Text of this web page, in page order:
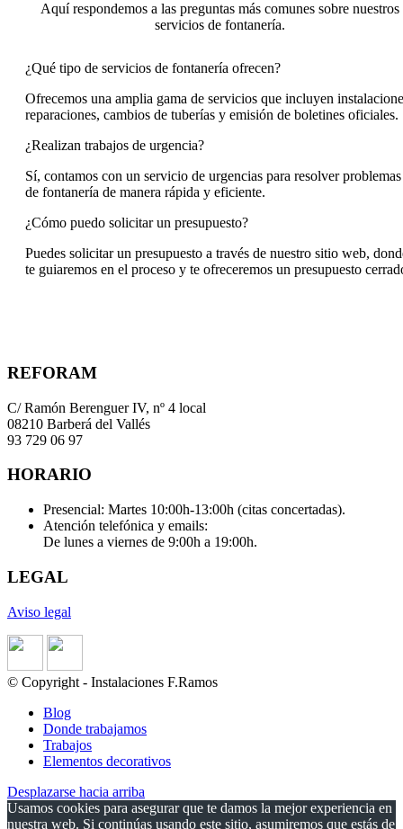
Aquí respondemos a las preguntas más comunes sobre nuestros
servicios de fontanería.
¿Qué tipo de servicios de fontanería ofrecen?
Ofrecemos una amplia gama de servicios que incluyen
reparaciones, cambios de tuberías y emisión de boletines oficiales.
¿Realizan trabajos de urgencia?
Sí, contamos con un servicio de urgencias para resolver problemas
de fontanería de manera rápida y eficiente.
¿Cómo puedo solicitar un presupuesto?
Puedes solicitar un presupuesto a través de nuestro sitio web,
te guiaremos en el proceso y te ofreceremos un presupuesto
REFORAM
C/ Ramón Berenguer IV, nº 4 local
08210 Barberá del Vallés
93 729 06 97
HORARIO
Presencial: Martes 10:00h-13:00h (citas concertadas).
Atención telefónica y emails:
De lunes a viernes de 9:00h a 19:00h.
LEGAL
Aviso legal
© Copyright - Instalaciones F.Ramos
Blog
Donde trabajamos
Trabajos
Elementos decorativos
Desplazarse hacia arriba
Usamos cookies para asegurar que te damos la mejor experiencia en
nuestra web. Si continúas usando este sitio, asumiremos que estás de